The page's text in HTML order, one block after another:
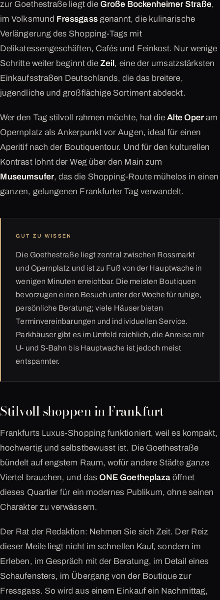
zur Goethestraße liegt die Große Bockenheimer Straße,
im Volksmund Fressgassgenannt, die kulinarische
Verlängerung des Shopping-Tags mit
Delikatessengeschäften, Cafés und Feinkost. Nur wenige
Schritte weiter beginnt dieZeil, eine der umsatzstärksten
Einkaufsstraßen Deutschlands, die das breitere,
jugendliche und großflächige Sortiment abdeckt.
Wer den Tag stilvoll rahmen möchte, hat dieAlte Oper am
Opernplatz als Ankerpunkt vor Augen, ideal für einen
Aperitif nach der Boutiquentour. Und für den kulturellen
Kontrast lohnt der Weg über den Main zum
Museumsufer, das die Shopping-Route mühelos in einen
ganzen, gelungenen Frankfurter Tag verwandelt.
GUT ZU WISSEN
Die Goethestraße liegt zentral zwischen Rossmarkt
und Opernplatz und ist zu Fuß von der Hauptwache in
wenigen Minuten erreichbar. Die meisten Boutiquen
bevorzugen einen Besuch unter der Woche für ruhige,
persönliche Beratung; viele Häuser bieten
Terminvereinbarungen und individuellen Service.
Parkhäuser gibt es im Umfeld reichlich, die Anreise mit
U- und S-Bahn bis Hauptwache ist jedoch meist
entspannter.
Stilvoll shoppen in Frankfurt
Frankfurts Luxus-Shopping funktioniert, weil es kompakt,
hochwertig und selbstbewusst ist. Die Goethestraße
bündelt auf engstem Raum, wofür andere Städte ganze
Viertel brauchen, und dasONE Goetheplaza öffnet
dieses Quartier für ein modernes Publikum, ohne seinen
Charakter zu verwässern.
Der Rat der Redaktion: Nehmen Sie sich Zeit. Der Reiz
dieser Meile liegt nicht im schnellen Kauf, sondern im
Erleben, im Gespräch mit der Beratung, im Detail eines
Schaufensters, im Übergang von der Boutique zur
Fressgass. So wird aus einem Einkauf ein Nachmittag,